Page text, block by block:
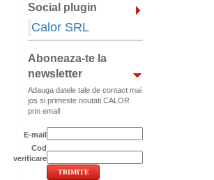
Social plugin
Calor SRL
Aboneaza-te la
newsletter
Adauga datele tale de contact mai
jos si primeste noutati CALOR
prin email
E-mail
Cod
verificare